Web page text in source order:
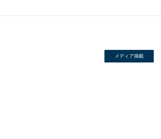
メディア掲載